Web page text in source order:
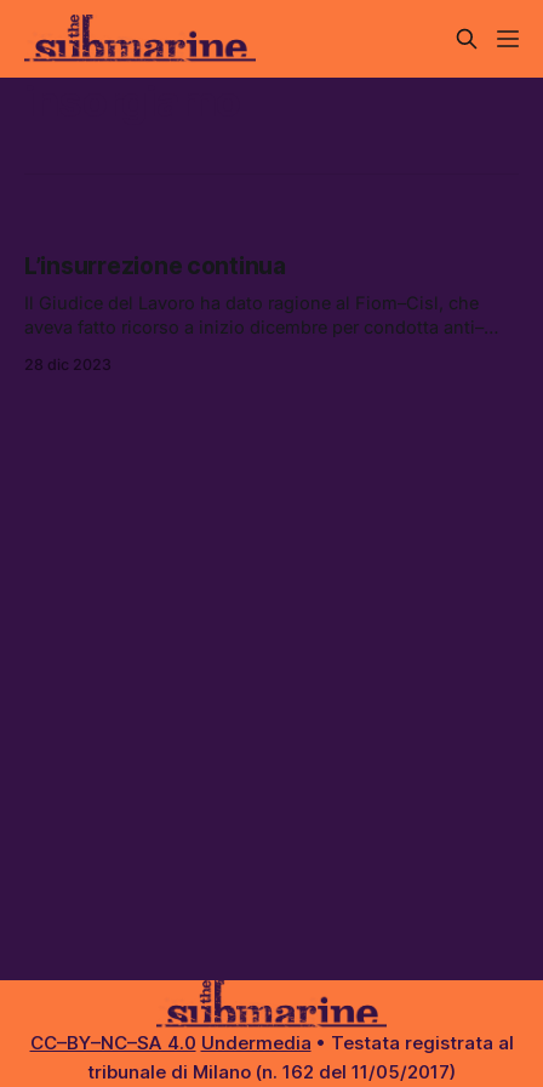
L’insurrezione continua
Il Giudice del Lavoro ha dato ragione al Fiom–Cisl, che
aveva fatto ricorso a inizio dicembre per condotta anti–
28 dic 2023
CC–BY–NC–SA 4.0 Undermedia • Testata registrata al
tribunale di Milano (n. 162 del 11/05/2017)